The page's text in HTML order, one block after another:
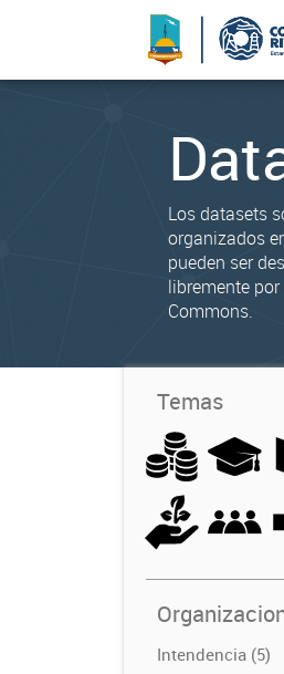
Los datasets
organizados
pueden ser
libremente
Commons.
Temas
Intendencia (5)